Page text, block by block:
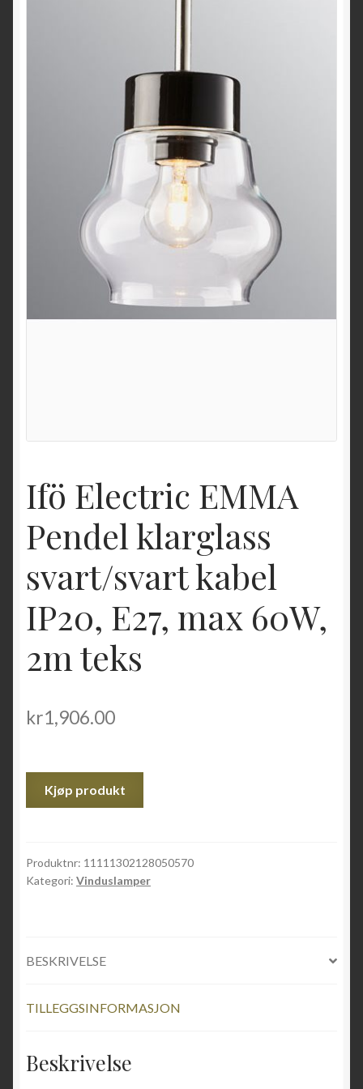
Ifö Electric EMMA
Pendel klarglass
svart/svart kabel
IP20, E27, max 60W,
2m teks
kr1,906.00
Kjøp produkt
Produktnr: 11111302128050570
Kategori: Vinduslamper
BESKRIVELSE
TILLEGGSINFORMASJON
Beskrivelse